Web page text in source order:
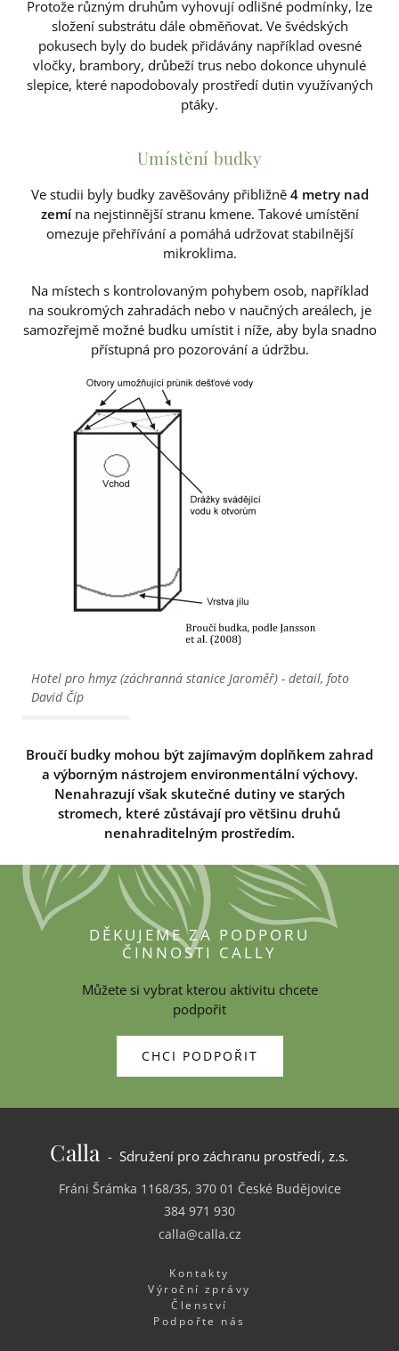
Protože různým druhům vyhovují odlišné podmínky, lze
složení substrátu dále obměňovat. Ve švédských
pokusech byly do budek přidávány například ovesné
vločky, brambory, drůbeží trus nebo dokonce uhynulé
slepice, které napodobovaly prostředí dutin využívaných
ptáky.
Umístění budky
Ve studii byly budky zavěšovány přibližně 4 metry nad
zemína nejstinnější stranu kmene. Takové umístění
omezuje přehřívání a pomáhá udržovat stabilnější
mikroklima.
Na místech s kontrolovaným pohybem osob, například
na soukromých zahradách nebo v naučných areálech, je
samozřejmě možné budku umístit i níže, aby byla snadno
přístupná pro pozorování a údržbu.
Hotel pro hmyz (záchranná stanice Jaroměř) - detail, foto
David Číp
Broučí budky mohou být zajímavým doplňkem zahrad
a výborným nástrojem environmentální výchovy.
Nenahrazují však skutečné dutiny ve starých
stromech, které zůstávají pro většinu druhů
nenahraditelným prostředím.
DĚKUJEME ZA PODPORU
ČINNOSTI CALLY
Můžete si vybrat kterou aktivitu chcete
podpořit
CHCI PODPOŘIT
Calla- Sdružení pro záchranu prostředí, z.s.
Fráni Šrámka 1168/35, 370 01 České Budějovice
384 971 930
calla@calla.cz
Kontakty
Výroční zprávy
Členství
Podpořte nás